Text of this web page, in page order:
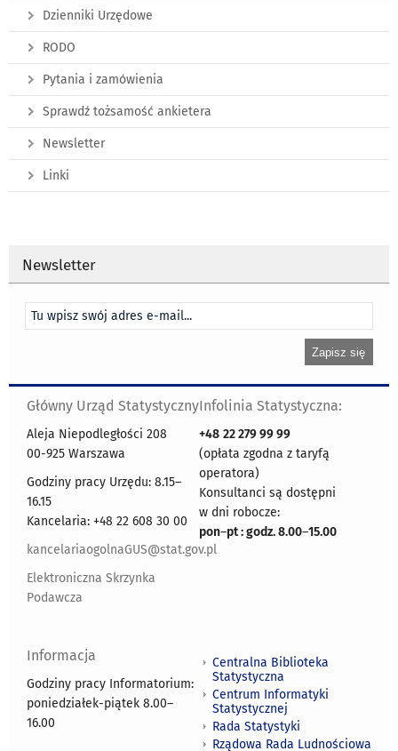
Dzienniki Urzędowe
RODO
Pytania i zamówienia
Sprawdź tożsamość ankietera
Newsletter
Linki
Newsletter
Główny Urząd Statystyczny
Aleja Niepodległości 208
00-925 Warszawa
Godziny pracy Urzędu: 8.15–
16.15
Kancelaria: +48 22 608 30 00
kancelariaogolnaGUS@stat.gov.pl
Elektroniczna Skrzynka
Podawcza
Infolinia Statystyczna:
+48 22 279 99 99
(opłata zgodna z taryfą
operatora)
Konsultanci są dostępni
w dni robocze:
pon–pt : godz. 8.00–15.00
Informacja
Godziny pracy Informatorium:
poniedziałek-piątek 8.00–
16.00
Centralna Biblioteka
Statystyczna
Centrum Informatyki
Statystycznej
Rada Statystyki
Rządowa Rada Ludnościowa